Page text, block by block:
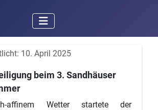
10. April 2025
beim 3. Sandhäuser
affinem Wetter startete der